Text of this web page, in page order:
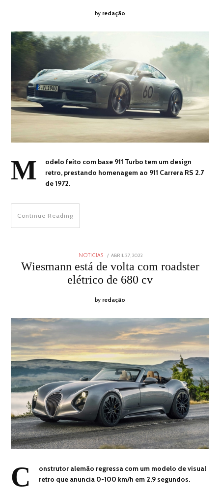
by redação
M
odelo feito com base 911 Turbo tem um design
retro, prestando homenagem ao 911 Carrera RS 2.7
de 1972.
Continue Reading
NOTICIAS
POSTED
ABRIL 27, 2022
2022
Wiesmann está de volta com roadster
elétrico de 680 cv
by redação
C
onstrutor alemão regressa com um modelo de visual
retro que anuncia 0-100 km/h em 2,9 segundos.